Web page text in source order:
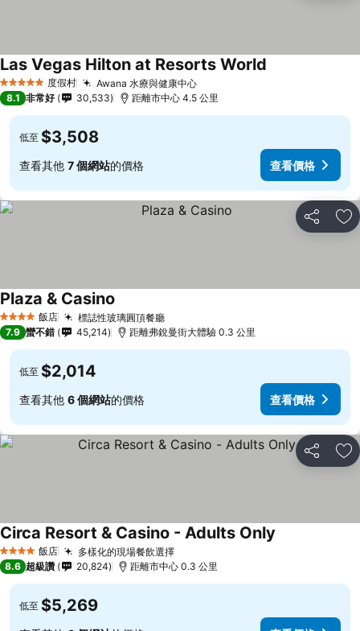
5 星級 度假村 Awana 水療與健康中心查看價格
Las Vegas Hilton at Resorts World
8.1 非常好 30,533 距離市中心 4.5 公里
低至 $3,508
查看其他 7 個網站的價格 查看價格
分享 加
4 星級 飯店 標誌性玻璃圓頂餐廳查看價格
Plaza & Casino
7.9 蠻不錯 45,214 距離弗銳曼街大體驗 0.3 公里
低至 $2,014
查看其他 6 個網站的價格 查看價格
分享 加
4 星級 飯店 多樣化的現場餐飲選擇查看價格
Circa Resort & Casino - Adults Only
8.6 超級讚 20,824 距離市中心 0.3 公里
低至 $5,269